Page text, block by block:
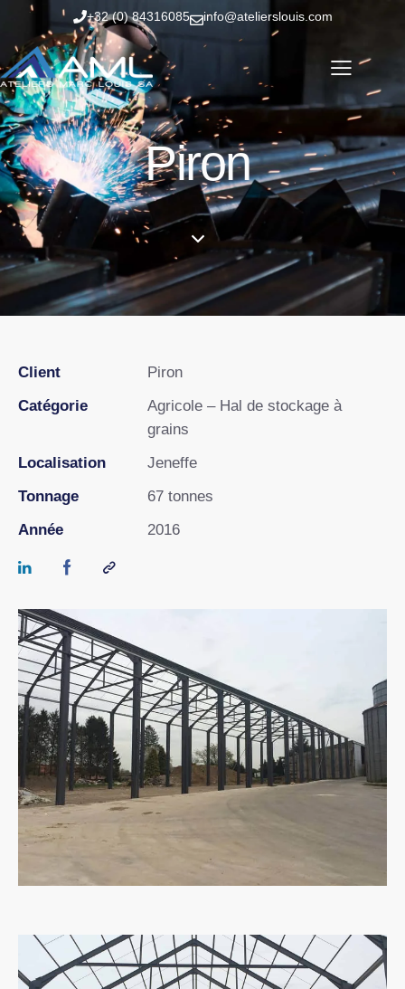
+32 (0) 84316085 info@atelierslouis.com
Piron
Client
Piron
Catégorie
Agricole – Hal de stockage à
grains
Localisation
Jeneffe
Tonnage
67 tonnes
Année
2016